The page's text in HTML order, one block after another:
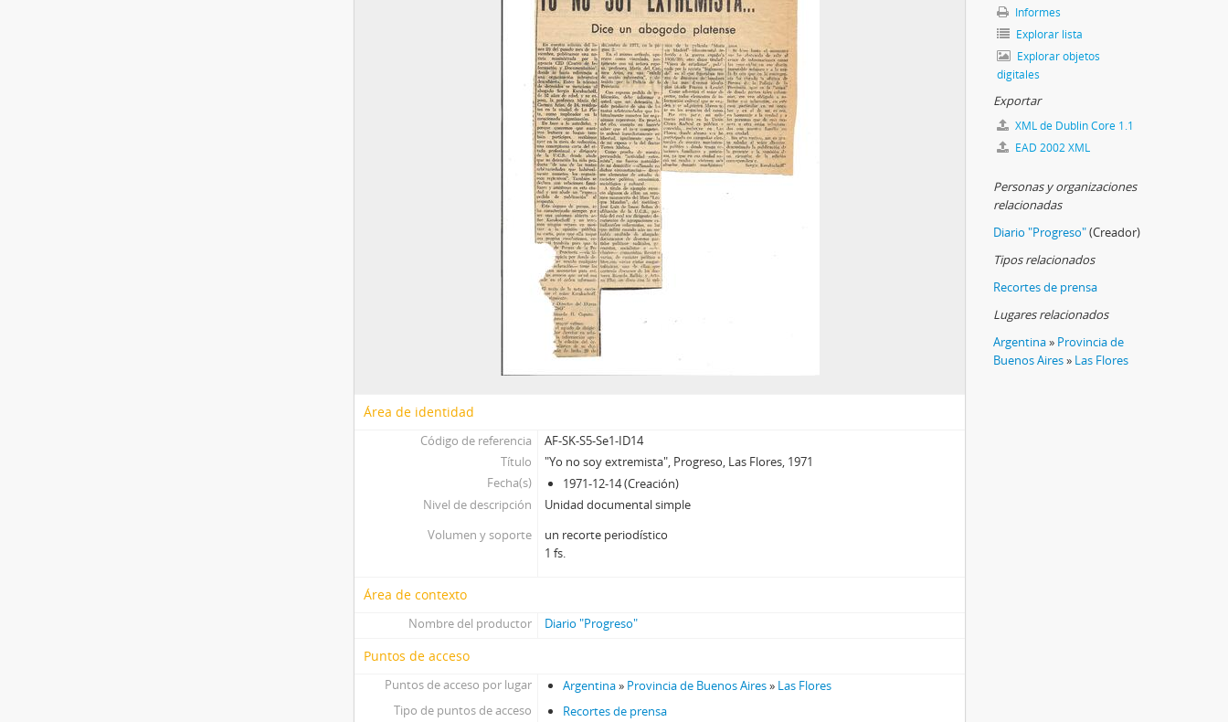
[Sección] Viajes familiares
[Serie] Corresponencia
Área de identidad
Código de referencia
AF-SK-S5-Se1-ID14
Título
"Yo no soy extremista", Progreso, Las Flores, 1971
Fecha(s)
1971-12-14 (Creación)
Nivel de descripción
Unidad documental simple
Volumen y soporte
un recorte periodístico
1 fs.
Área de contexto
Nombre del productor Diario "Progreso"
Puntos de acceso
Puntos de acceso por lugar Argentina» Provincia de Buenos Aires» Las Flores
Tipo de puntos de acceso
Recortes de prensa
Informes
Explorar lista
Explorar objetos
digitales
Exportar
XML de Dublin Core 1.1
EAD 2002 XML
Personas y organizaciones
relacionadas
Diario "Progreso"(Creador)
Tipos relacionados
Recortes de prensa
Lugares relacionados
Argentina» Provincia de
Buenos Aires» Las Flores